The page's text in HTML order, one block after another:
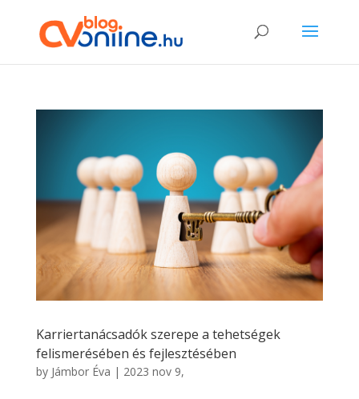
Karriertanácsadók szerepe a tehetségek
felismerésében és fejlesztésében
by Jámbor Éva | 2023 nov 9,